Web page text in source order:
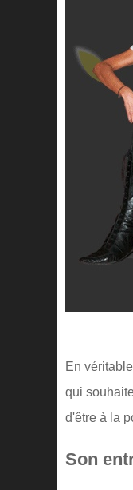
En
qui
d'être à la
Son